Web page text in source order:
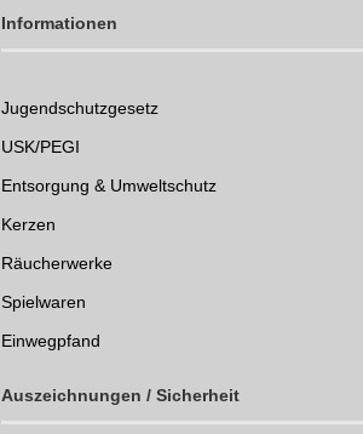
Informationen
Jugendschutzgesetz
USK/PEGI
Entsorgung & Umweltschutz
Kerzen
Räucherwerke
Spielwaren
Einwegpfand
Auszeichnungen / Sicherheit